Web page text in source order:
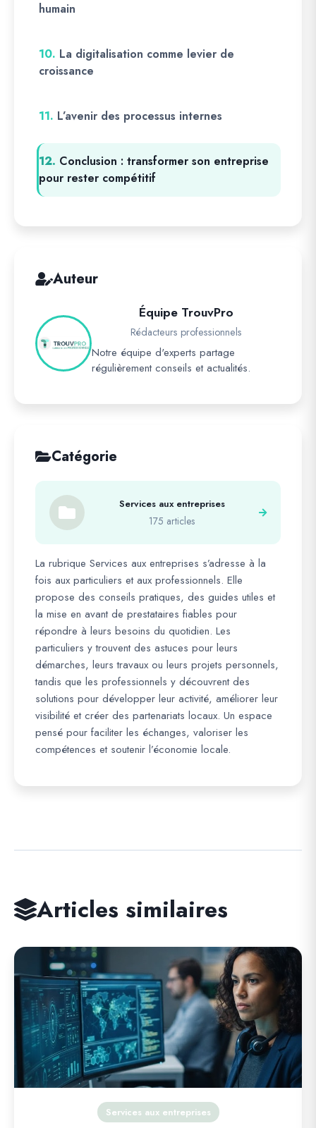
humain
10. La digitalisation comme levier de
croissance
11. L’avenir des processus internes
12. Conclusion : transformer son entreprise
pour rester compétitif
Auteur
Équipe TrouvPro
Rédacteurs professionnels
Notre équipe d'experts partage
régulièrement conseils et actualités.
Catégorie
Services aux entreprises
175 articles
La rubrique Services aux entreprises s’adresse à la
fois aux particuliers et aux professionnels. Elle
propose des conseils pratiques, des guides utiles et
la mise en avant de prestataires fiables pour
répondre à leurs besoins du quotidien. Les
particuliers y trouvent des astuces pour leurs
démarches, leurs travaux ou leurs projets personnels,
tandis que les professionnels y découvrent des
solutions pour développer leur activité, améliorer leur
visibilité et créer des partenariats locaux. Un espace
pensé pour faciliter les échanges, valoriser les
compétences et soutenir l’économie locale.
Articles similaires
Services aux entreprises